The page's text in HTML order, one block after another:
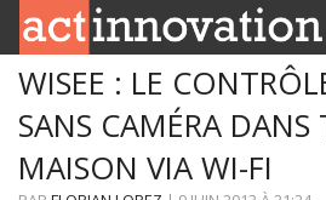
RUBRIQUES
INNOBOX
CONTACT
WISEE : LE
SANS CAMÉRA
MAISON VIA WI-FI